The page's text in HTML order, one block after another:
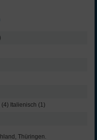
Italienisch (1)
Thüringen.